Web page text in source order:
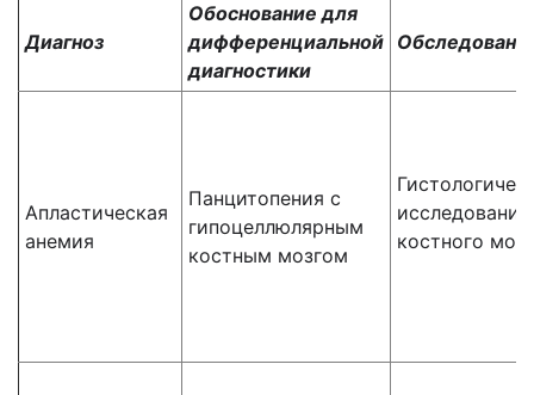
Диагноз
Обоснование для
дифференциальной
диагностики
Апластическая
анемия
Панцитопения с
гипоцеллюлярным
костным мозгом
исследование
костного